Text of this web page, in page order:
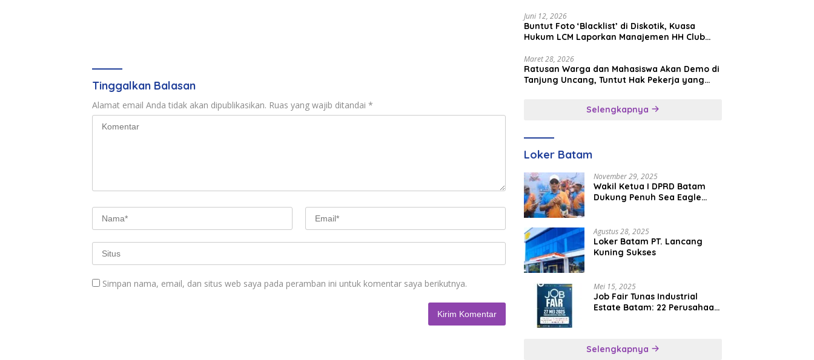
Tinggalkan Balasan
Alamat email Anda tidak akan dipublikasikan. Ruas yang wajib ditandai *
Simpan nama, email, dan situs web saya pada peramban ini untuk komentar saya berikutnya.
Juni 12, 2026
Buntut Foto ‘Blacklist’ di Diskotik, Kuasa
Hukum LCM Laporkan Manajemen HH Club
Maret 28, 2026
Ratusan Warga dan Mahasiswa Akan Demo di
Tanjung Uncang, Tuntut Hak Pekerja yang
Selengkapnya
Loker Batam
November 29, 2025
Wakil Ketua I DPRD Batam
Dukung Penuh Sea Eagle
Agustus 28, 2025
Loker Batam PT. Lancang
Kuning Sukses
Mei 15, 2025
Job Fair Tunas Industrial
Estate Batam: 22 Perusahaan
Selengkapnya